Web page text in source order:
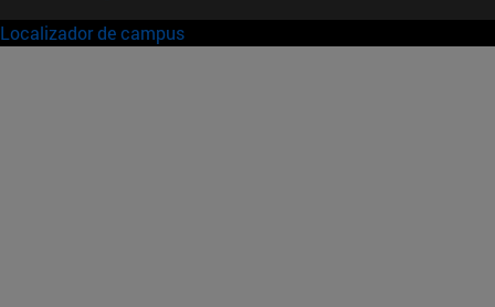
Localizador de campus